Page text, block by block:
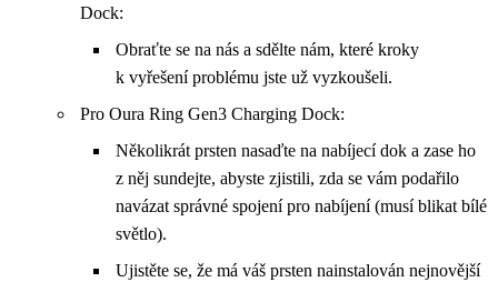
Dock:
Obraťte se na nás a sdělte nám, které kroky
k vyřešení problému jste už vyzkoušeli.
Pro Oura Ring Gen3 Charging Dock:
Několikrát prsten nasaďte na nabíjecí dok a zase ho
z něj sundejte, abyste zjistili, zda se vám podařilo
navázat správné spojení pro nabíjení (musí blikat bílé
světlo).
Ujistěte se, že má váš prsten nainstalován nejnovější